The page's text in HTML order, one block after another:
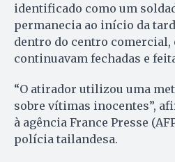
identificado como um
permanecia ao início da
dentro do centro comercial,
continuavam fechadas e
“O atirador utilizou uma
sobre vítimas inocentes”,
à agência France Presse
polícia tailandesa.